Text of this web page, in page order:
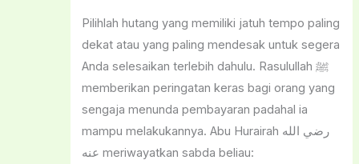
Pilihlah hutang yang memiliki jatuh tempo paling
dekat atau yang paling mendesak untuk segera
Anda selesaikan terlebih dahulu. Rasulullah ﷺ
memberikan peringatan keras bagi orang yang
sengaja menunda pembayaran padahal ia
mampu melakukannya. Abu Hurairah رضي الله
عنه meriwayatkan sabda beliau: